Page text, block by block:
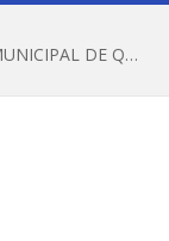
REGULAMENTO DO X CONCURSO INTERMUNICIPAL DE QUADRILHAS JUNINAS – 2026 – ARRAIÁ DA VENEZA